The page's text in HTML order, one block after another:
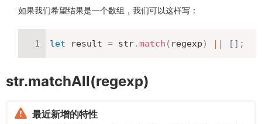
如果我们希望结果是一个数组，我们可以这样写：
let result = str.match ( regexp) || [ ] ;
str.matchAll(regexp)
最近新增的特性